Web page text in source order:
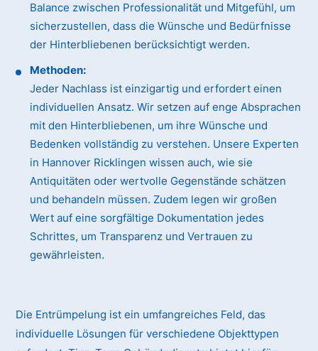
Balance zwischen Professionalität und Mitgefühl, um
sicherzustellen, dass die Wünsche und Bedürfnisse
der Hinterbliebenen berücksichtigt werden.
Methoden:
Jeder Nachlass ist einzigartig und erfordert einen
individuellen Ansatz. Wir setzen auf enge Absprachen
mit den Hinterbliebenen, um ihre Wünsche und
Bedenken vollständig zu verstehen. Unsere Experten
in Hannover Ricklingen wissen auch, wie sie
Antiquitäten oder wertvolle Gegenstände schätzen
und behandeln müssen. Zudem legen wir großen
Wert auf eine sorgfältige Dokumentation jedes
Schrittes, um Transparenz und Vertrauen zu
gewährleisten.
Die Entrümpelung ist ein umfangreiches Feld, das
individuelle Lösungen für verschiedene Objekttypen